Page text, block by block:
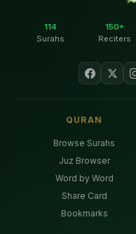
114
Surahs
150+
Reciters
QURAN
Browse Surahs
Juz Browser
Word by Word
Share Card
Bookmarks